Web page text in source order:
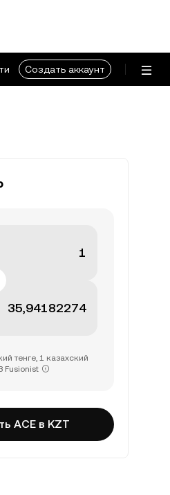
Создать аккаунт
тенге, 1 казахский
Fusionist
ACE в KZT